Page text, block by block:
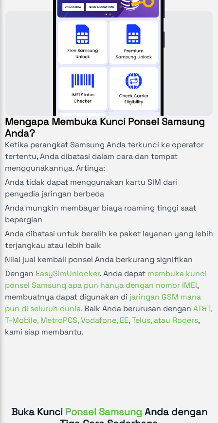
Mengapa Membuka Kunci Ponsel Samsung
Anda?
Ketika perangkat Samsung Anda terkunci ke operator
tertentu, Anda dibatasi dalam cara dan tempat
menggunakannya. Artinya:
Anda tidak dapat menggunakan kartu SIM dari
penyedia jaringan berbeda
Anda mungkin membayar biaya roaming tinggi saat
bepergian
Anda dibatasi untuk beralih ke paket layanan yang lebih
terjangkau atau lebih baik
Nilai jual kembali ponsel Anda berkurang signifikan
Dengan EasySimUnlocker, Anda dapat membuka kunci
ponsel Samsung apa pun hanya dengan nomor IMEI,
membuatnya dapat digunakan di jaringan GSM mana
pun di seluruh dunia.Baik Anda berurusan dengan AT&T,
T-Mobile, MetroPCS, Vodafone, EE, Telus, atau Rogers,
kami siap membantu.
Buka Kunci Ponsel Samsung Anda dengan